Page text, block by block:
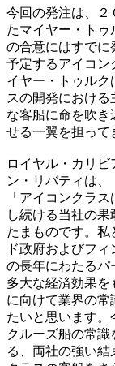
今回の発注は、２
たマイヤー・トゥ
の合意にはすでに
予定するアイコン
イヤー・トゥルク
スの開発におけ
な客船に命を吹き
せる一翼を担って
ロイヤル・カリ
ン・リバティは、
「アイコンクラ
し続ける当社の
たまものです。私
ド政府およびフ
の長年にわたるパ
多大な経済効果
に向けて業界の常
たいと思います
クルーズ船の常
る、両社の強い